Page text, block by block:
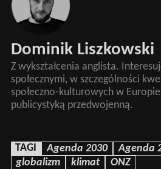
Dominik Liszkowski
Z wykształcenia anglista.
społecznymi, w szczególności
społeczno-kulturowych w
publicystyką przedwojenną.
TAGI Agenda 2030 Agenda
globalizm
klimat ONZ